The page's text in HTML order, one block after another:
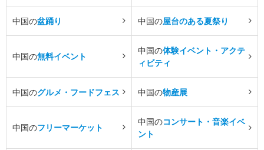
中国の盆踊り 中国の屋台のある夏祭り
中国の無料イベント
中国の体験イベント・アクテ
ィビティ
中国のグルメ・フードフェス 中国の物産展
中国のフリーマーケット
中国のコンサート・音楽イベ
ント